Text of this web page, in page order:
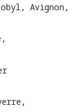
Avignon,